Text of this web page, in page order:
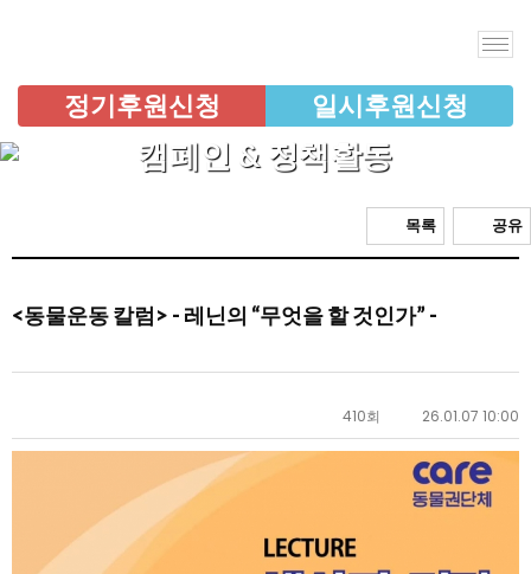
정기후원신청
일시후원신청
캠페인 & 정책활동
공유
목록
<동물운동 칼럼> - 레닌의 “무엇을 할 것인가” -
410회 26.01.07 10:00